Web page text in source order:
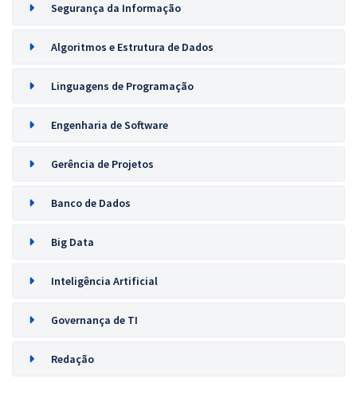
Segurança da Informação
Algoritmos e Estrutura de Dados
Linguagens de Programação
Engenharia de Software
Gerência de Projetos
Banco de Dados
Big Data
Inteligência Artificial
Governança de TI
Redação